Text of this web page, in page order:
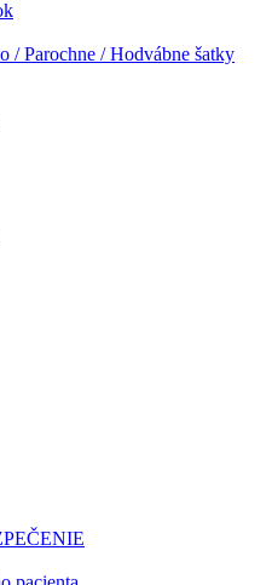
/ Parochne / Hodvábne šatky